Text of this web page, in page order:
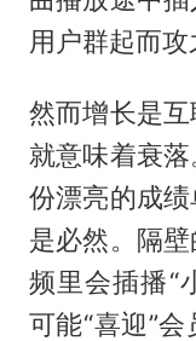
用户群起而攻
然而增长是
就意味着衰
份漂亮的成
是必然。隔
频里会插播“
可能“喜迎”